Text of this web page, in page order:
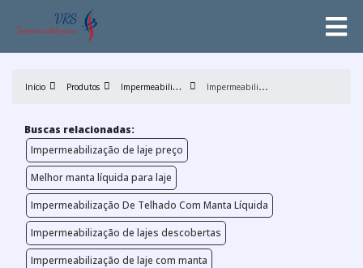
Início Produtos I
mpermeabilização de lajes I
mpermeabilização laje de cobertura
Buscas relacionadas:
Impermeabilização de laje preço
Melhor manta líquida para laje
Impermeabilização De Telhado Com Manta Líquida
Impermeabilização de lajes descobertas
Impermeabilização de laje com manta